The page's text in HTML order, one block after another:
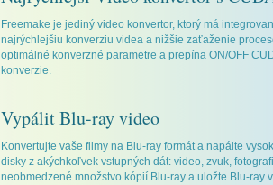
Freemake je jediný video konvertor, ktorý má
najrýchlejšiu konverziu videa a nižšie zaťaženie
optimálné konverzné parametre a prepína ON/OFF
konverzie.
Vypálit Blu-ray video
Konvertujte vaše filmy na Blu-ray formát a napálte
disky z akýchkoľvek vstupných dát: video, zvuk,
neobmedzené množstvo kópií Blu-ray a uložte Blu-ray